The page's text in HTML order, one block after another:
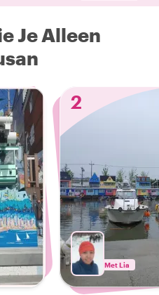
Je Alleen
2
Met Lia